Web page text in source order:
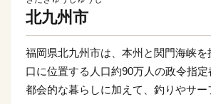
北九州市
福岡県北九州市は、本州と関門海峡を
口に位置する人口約90万人の政令指定
都会的な暮らしに加えて、釣りやサー